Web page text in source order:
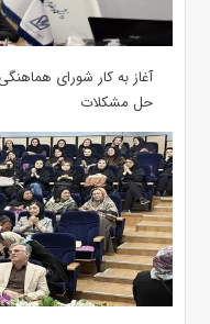
آغاز به کار شورای
حل مشکلات